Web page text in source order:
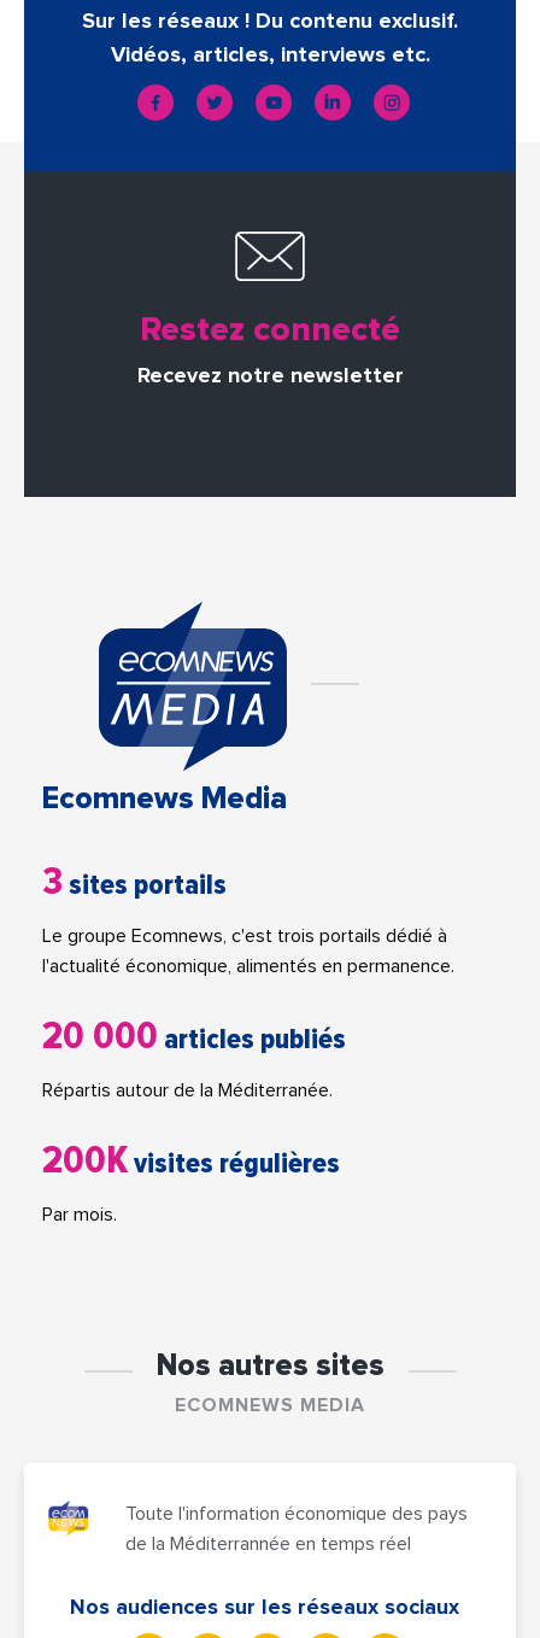
Sur les réseaux ! Du contenu exclusif.
Vidéos, articles, interviews etc.
Restez connecté
Recevez notre newsletter
Ecomnews Media
3 sites portails
Le groupe Ecomnews, c'est trois portails dédié à
l'actualité économique, alimentés en permanence.
20 000 articles publiés
Répartis autour de la Méditerranée.
200Kvisites régulières
Par mois.
Nos autres sites
ECOMNEWS MEDIA
Toute l'information économique des pays
de la Méditerrannée en temps réel
Nos audiences sur les réseaux sociaux